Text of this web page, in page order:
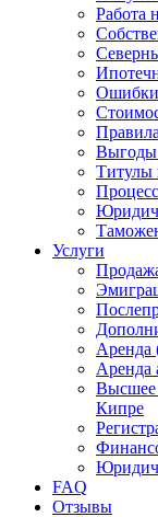
Работа
Ошибки
Выгоды
Титулы
Услуги
Аренда
Аренда
Высшее
Кипре
FAQ
Отзывы